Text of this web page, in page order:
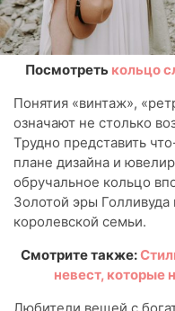
Посмотреть кольцо
Понятия «винтаж»,
означают не столько
Трудно представить
плане дизайна и
обручальное кольцо
Золотой эры
королевской семьи.
Смотрите также:
невест, которые